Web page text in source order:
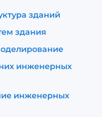
зданий
здания
инженерных
инженерных